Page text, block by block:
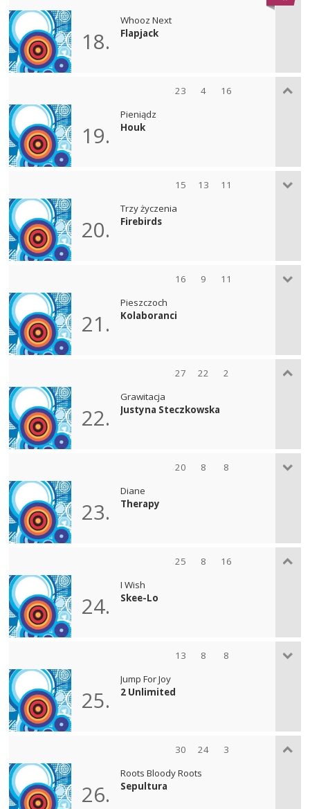
18.
Whooz Next
Flapjack
23 4 16
19.
Pieniądz
Houk
15 13 11
20.
Trzy życzenia
Firebirds
16 9 11
21.
Pieszczoch
Kolaboranci
27 22 2
22.
Grawitacja
Justyna Steczkowska
20 8 8
23.
Diane
Therapy
25 8 16
24.
I Wish
Skee-Lo
13 8 8
25.
Jump For Joy
2 Unlimited
30 24 3
26.
Roots Bloody Roots
Sepultura